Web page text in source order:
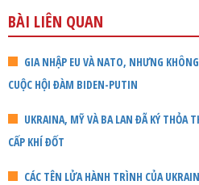
BÀI LIÊN QUAN
GIA NHẬP EU VÀ NATO, NHƯNG
CUỘC HỘI ĐÀM BIDEN-PUTIN
UKRAINA, MỸ VÀ BA LAN ĐÃ KÝ THỎA
CẤP KHÍ ĐỐT
CÁC TÊN LỬA HÀNH TRÌNH CỦA